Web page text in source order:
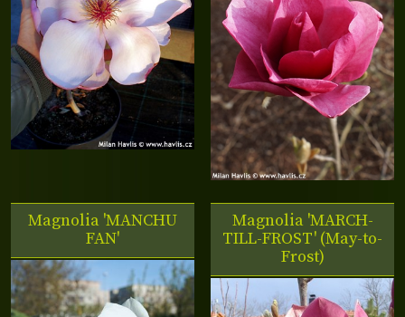
Magnolia 'MANCHU
FAN'
Magnolia 'MARCH-
TILL-FROST' (May-to-
Frost)